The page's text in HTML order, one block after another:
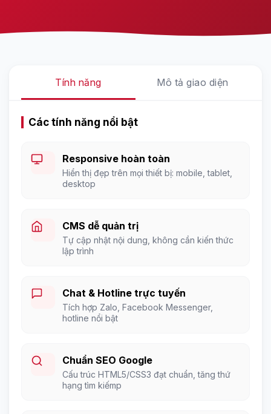
Tính năng Mô tả giao diện
Các tính năng nổi bật
Responsive hoàn toàn
Hiển thị đẹp trên mọi thiết bị: mobile, tablet,
desktop
CMS dễ quản trị
Tự cập nhật nội dung, không cần kiến thức
lập trình
Chat & Hotline trực tuyến
Tích hợp Zalo, Facebook Messenger,
hotline nổi bật
Chuẩn SEO Google
Cấu trúc HTML5/CSS3 đạt chuẩn, tăng thứ
hạng tìm kiếmp